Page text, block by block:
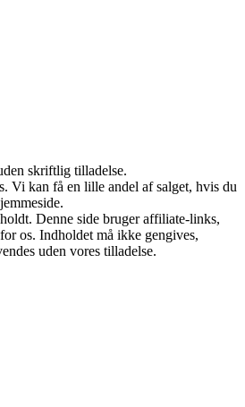
skriftlig tilladelse.
Vi kan få en lille andel af salget, hvis du
Denne side bruger affiliate-links,
os. Indholdet må ikke gengives,
uden vores tilladelse.